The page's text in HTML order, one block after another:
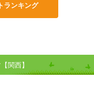
ランキング
関西】